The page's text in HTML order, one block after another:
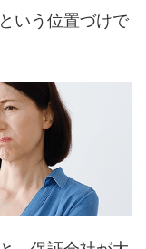
いう位置づけで